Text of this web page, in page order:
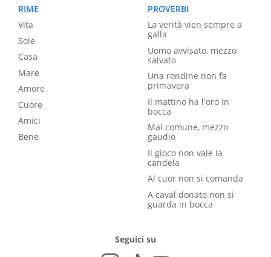
RIME
Vita
Sole
Casa
Mare
Amore
Cuore
Amici
Bene
PROVERBI
La verità vien sempre a
galla
Uomo avvisato, mezzo
salvato
Una rondine non fa
primavera
Il mattino ha l'oro in
bocca
Mal comune, mezzo
gaudio
Il gioco non vale la
candela
Al cuor non si comanda
A caval donato non si
guarda in bocca
Seguici su